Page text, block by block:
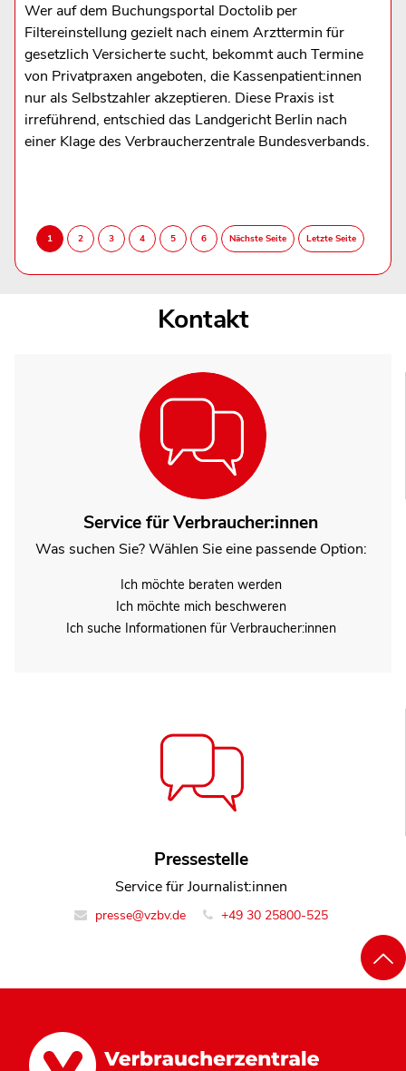
Wer auf dem Buchungsportal Doctolib per
Filtereinstellung gezielt nach einem Arzttermin für
gesetzlich Versicherte sucht, bekommt auch Termine
von Privatpraxen angeboten, die Kassenpatient:innen
nur als Selbstzahler akzeptieren. Diese Praxis ist
irreführend, entschied das Landgericht Berlin nach
einer Klage des Verbraucherzentrale Bundesverbands.
Kontakt
Service für Verbraucher:innen
Was suchen Sie? Wählen Sie eine passende Option:
Ich möchte beraten werden
Ich möchte mich beschweren
Ich suche Informationen für Verbraucher:innen
Pressestelle
Service für Journalist:innen
presse@vzbv.de +49 30 25800-525